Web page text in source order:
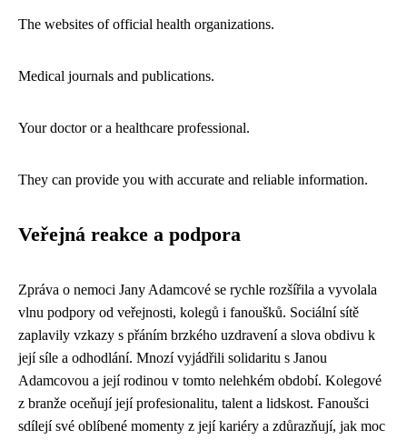
The websites of official health organizations.
Medical journals and publications.
Your doctor or a healthcare professional.
They can provide you with accurate and reliable information.
Veřejná reakce a podpora
Zpráva o nemoci Jany Adamcové se rychle rozšířila a vyvolala
vlnu podpory od veřejnosti, kolegů i fanoušků. Sociální sítě
zaplavily vzkazy s přáním brzkého uzdravení a slova obdivu k
její síle a odhodlání. Mnozí vyjádřili solidaritu s Janou
Adamcovou a její rodinou v tomto nelehkém období. Kolegové
z branže oceňují její profesionalitu, talent a lidskost. Fanoušci
sdílejí své oblíbené momenty z její kariéry a zdůrazňují, jak moc